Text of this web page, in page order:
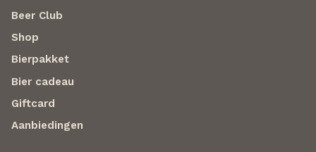
Beer Club
Shop
Bierpakket
Bier cadeau
Giftcard
Aanbiedingen